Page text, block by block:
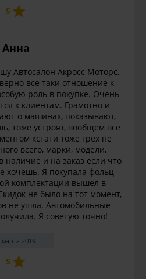
5
Анна
Автосалон Акросс Моторс,
все таки отношение к
роль в покупке. Очень
к клиентам. Грамотно и
о машинах, показывают,
тоже устроят, вообщем все
кстати тоже грех не
всего, марки, модели,
наличие и на заказ если что
хочешь. Я покупала фольц
комплектации вышел в
не было на тот момент,
не ушла. Автомобильные
Я советую точно!
марта 2019
5